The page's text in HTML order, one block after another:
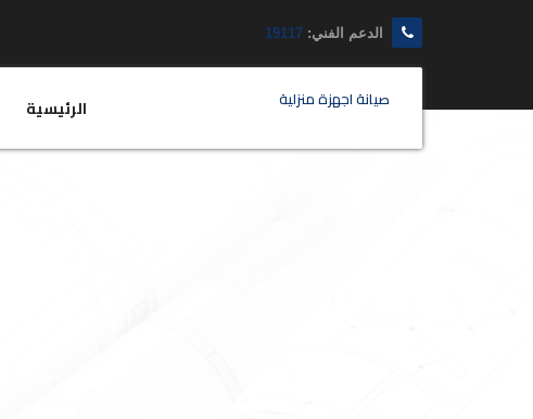
الدعم الفني: 19117
صيانة اجهزة منزلية الرئيسية